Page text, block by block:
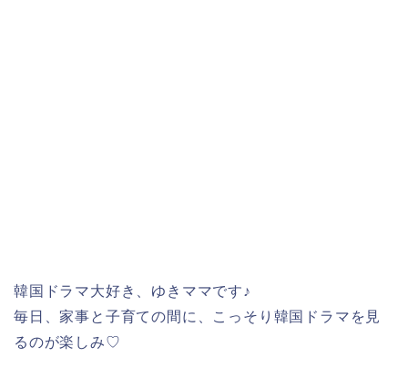
韓国ドラマ大好き、ゆきママです♪
毎日、家事と子育ての間に、こっそり韓国ドラマを見
るのが楽しみ♡